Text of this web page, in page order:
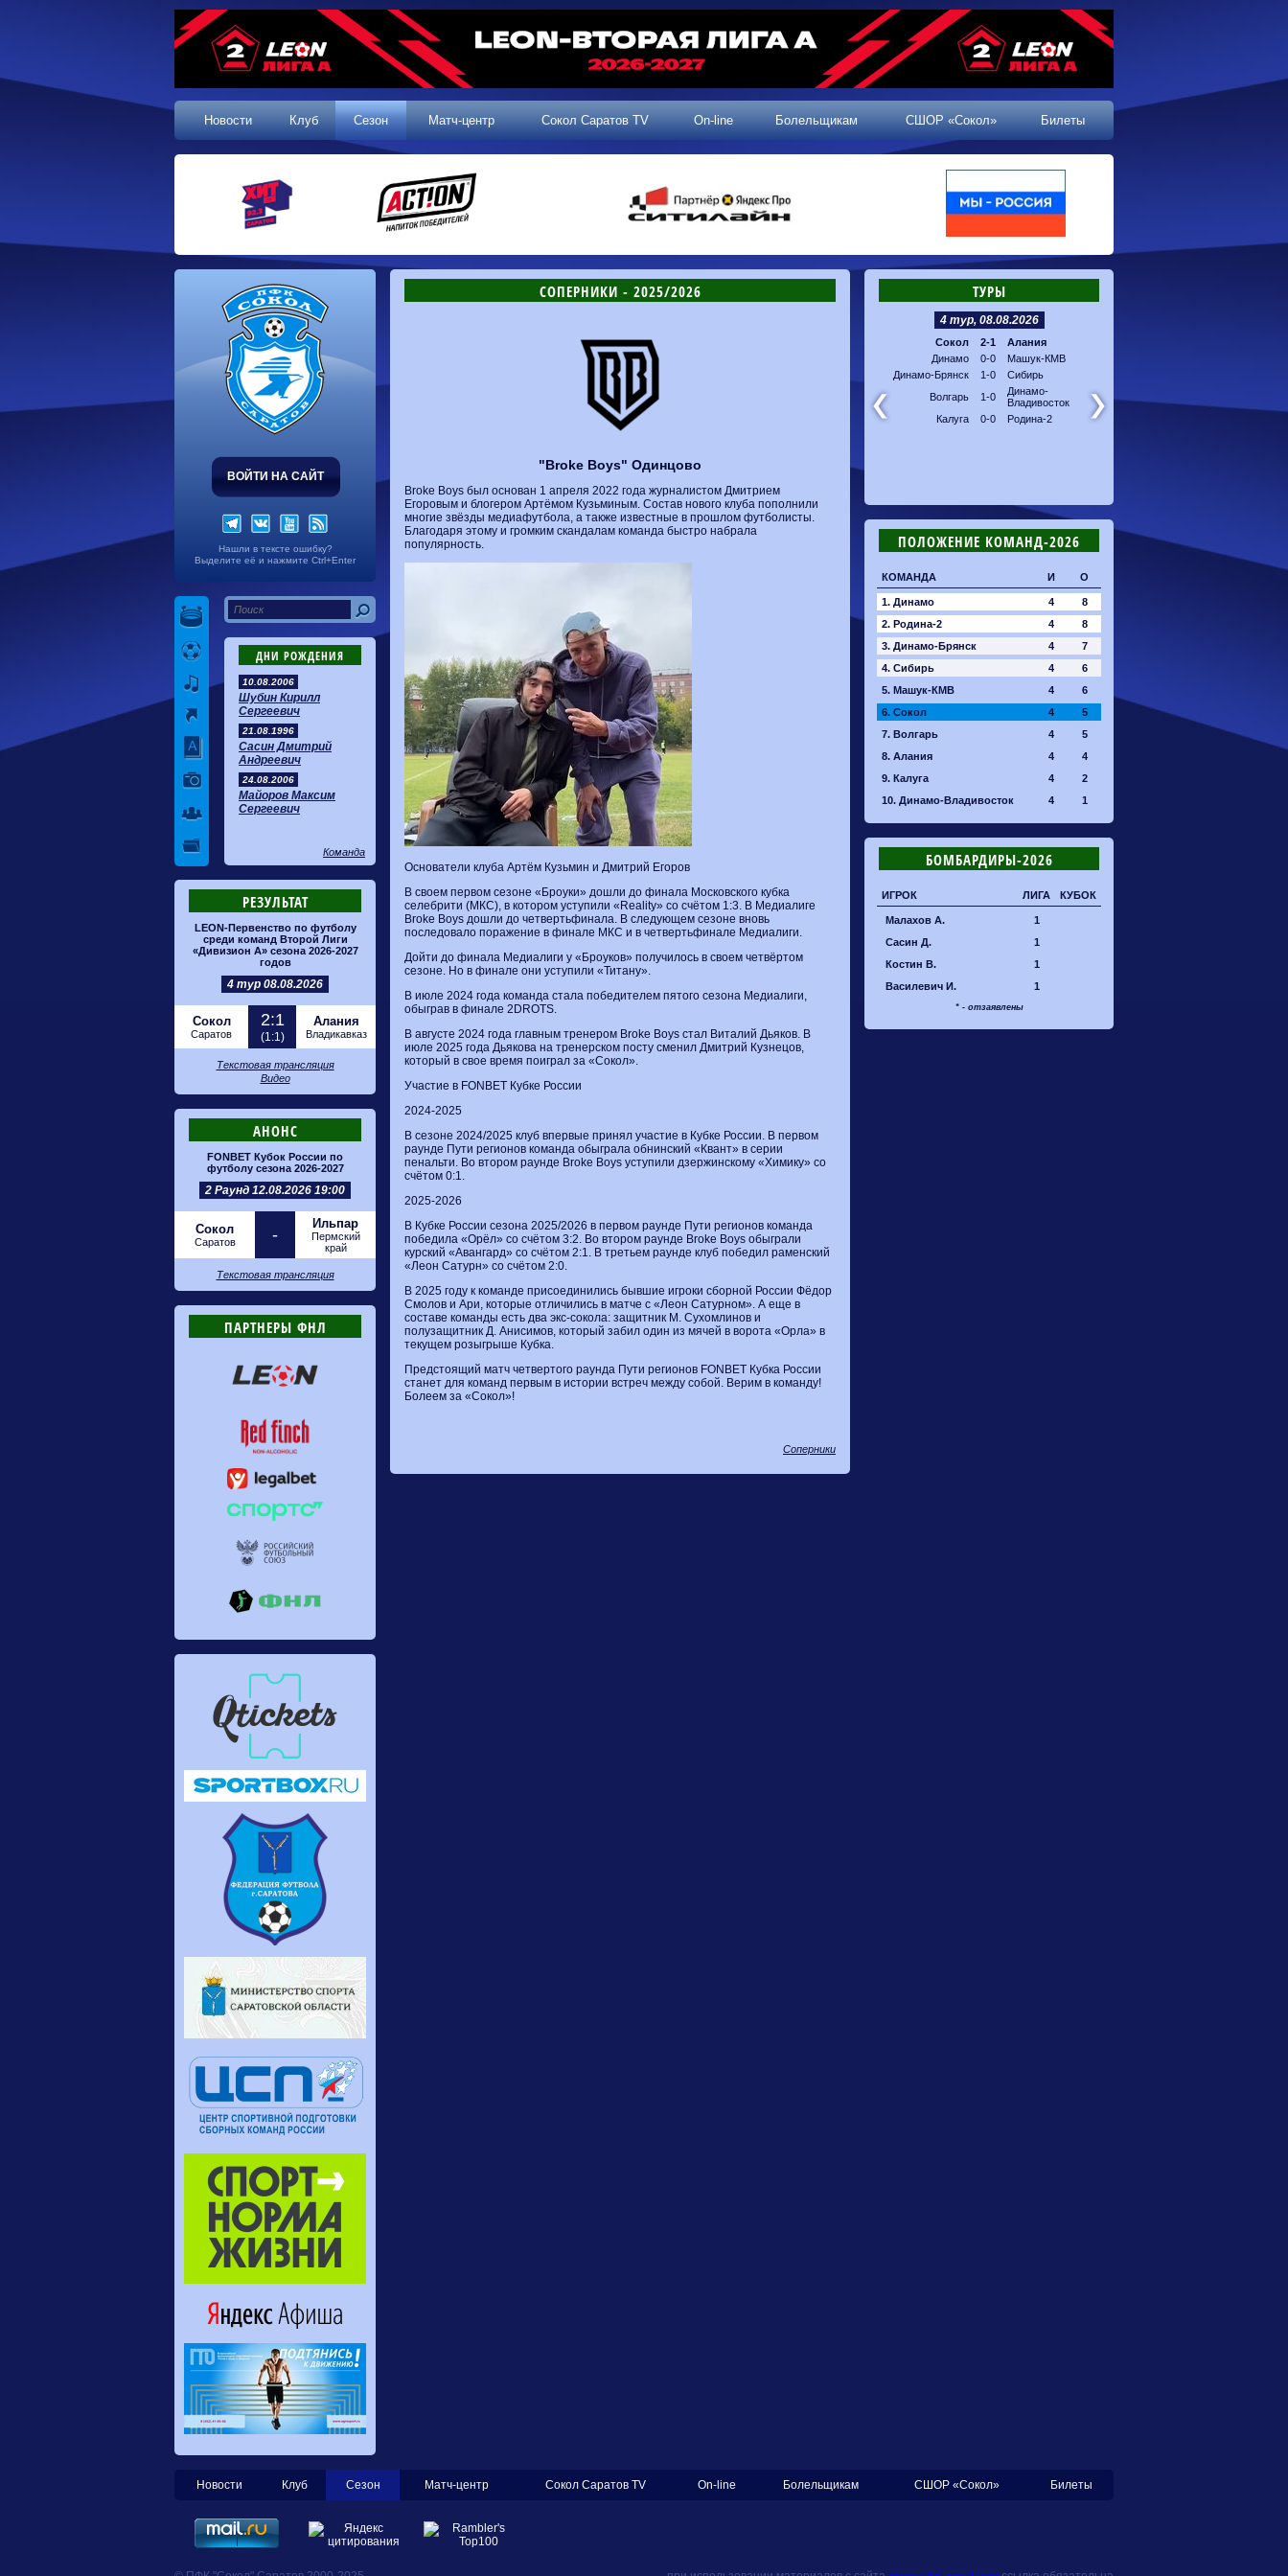
Новости Клуб Сезон Матч-центр Сокол Саратов TV On-line Болельщикам СШОР «Сокол» Билеты
ВОЙТИ НА САЙТ
Нашли в тексте ошибку?
Выделите её и нажмите Ctrl+Enter
ДНИ РОЖДЕНИЯ
10.08.2006
Шубин Кирилл
Сергеевич
21.08.1996
Сасин Дмитрий
Андреевич
24.08.2006
Майоров Максим
Сергеевич
Команда
РЕЗУЛЬТАТ
LEON-Первенство по футболу
среди команд Второй Лиги
«Дивизион А» сезона 2026-2027
годов
4 тур 08.08.2026
Сокол
Саратов
2:1
(1:1)
Алания
Владикавказ
Текстовая трансляция
Видео
АНОНС
FONBET Кубок России по
футболу сезона 2026-2027
2 Раунд 12.08.2026 19:00
Сокол
Саратов -
Ильпар
Пермский
край
Текстовая трансляция
ПАРТНЕРЫ ФНЛ
СОПЕРНИКИ - 2025/2026
"Broke Boys" Одинцово
Broke Boys был основан 1 апреля 2022 года журналистом Дмитрием
Егоровым и блогером Артёмом Кузьминым. Состав нового клуба пополнили
многие звёзды медиафутбола, а также известные в прошлом футболисты.
Благодаря этому и громким скандалам команда быстро набрала
популярность.
Основатели клуба Артём Кузьмин и Дмитрий Егоров
В своем первом сезоне «Броуки» дошли до финала Московского кубка
селебрити (МКС), в котором уступили «Reality» со счётом 1:3. В Медиалиге
Broke Boys дошли до четвертьфинала. В следующем сезоне вновь
последовало поражение в финале МКС и в четвертьфинале Медиалиги.
Дойти до финала Медиалиги у «Броуков» получилось в своем четвёртом
сезоне. Но в финале они уступили «Титану».
В июле 2024 года команда стала победителем пятого сезона Медиалиги,
обыграв в финале 2DROTS.
В августе 2024 года главным тренером Broke Boys стал Виталий Дьяков. В
июле 2025 года Дьякова на тренерском посту сменил Дмитрий Кузнецов,
который в свое время поиграл за «Сокол».
Участие в FONBET Кубке России
2024-2025
В сезоне 2024/2025 клуб впервые принял участие в Кубке России. В первом
раунде Пути регионов команда обыграла обнинский «Квант» в серии
пенальти. Во втором раунде Broke Boys уступили дзержинскому «Химику» со
счётом 0:1.
2025-2026
В Кубке России сезона 2025/2026 в первом раунде Пути регионов команда
победила «Орёл» со счётом 3:2. Во втором раунде Broke Boys обыграли
курский «Авангард» со счётом 2:1. В третьем раунде клуб победил раменский
«Леон Сатурн» со счётом 2:0.
В 2025 году к команде присоединились бывшие игроки сборной России Фёдор
Смолов и Ари, которые отличились в матче с «Леон Сатурном». А еще в
составе команды есть два экс-сокола: защитник М. Сухомлинов и
полузащитник Д. Анисимов, который забил один из мячей в ворота «Орла» в
текущем розыгрыше Кубка.
Предстоящий матч четвертого раунда Пути регионов FONBET Кубка России
станет для команд первым в истории встреч между собой. Верим в команду!
Болеем за «Сокол»!
Соперники
ТУРЫ
1 тур, 19.07.2026
1-1
Калуга
Динамо
0-0
Волгарь
0-0
Динамо-Брянск
2-1
Алания
1-2 Сибирь
Машук-КМВ
Владивосток
4 тур, 08.08.2026
Сокол 2-1
Алания
Динамо
0-0
Машук-КМВ
Динамо-Брянск
1-0
Сибирь
Волгарь
1-0
Динамо-
Владивосток
Калуга
0-0 Родина-2
Сибирь
ПОЛОЖЕНИЕ КОМАНД-2026
КОМАНДА И О
1. Динамо 4
8
2. Родина-2
4
8
3. Динамо-Брянск
4
7
4. Сибирь
4
6
5. Машук-КМВ
4
6
6. Сокол
4
5
7. Волгарь
4
5
8. Алания
4
4
9. Калуга
4
2
10. Динамо-Владивосток
4 1
БОМБАРДИРЫ-2026
ИГРОК ЛИГА КУБОК
Малахов А.
1
Сасин Д.
1
Костин В.
1
Василевич И.
1
* - отзаявлены
Новости Клуб Сезон Матч-центр Сокол Саратов TV On-line Болельщикам СШОР «Сокол» Билеты